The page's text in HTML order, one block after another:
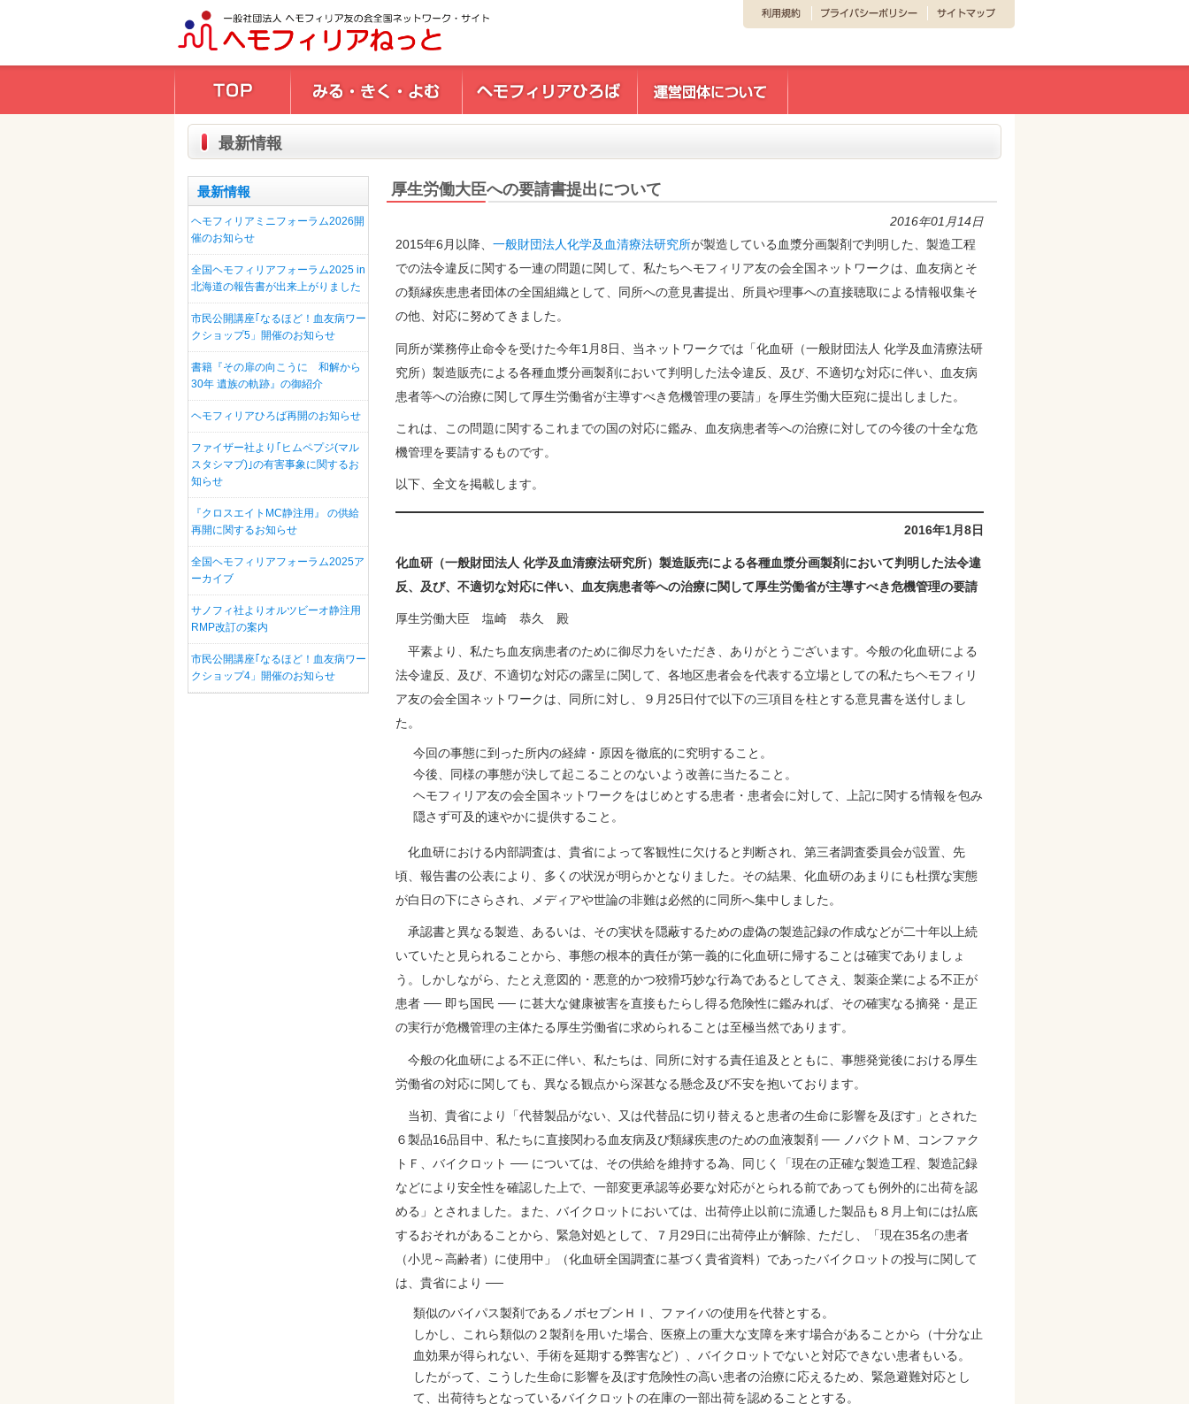
最新情報
最新情報
ヘモフィリアミニフォーラム2026開
催のお知らせ
全国ヘモフィリアフォーラム2025 in
北海道の報告書が出来上がりました
市民公開講座｢なるほど！血友病ワー
クショップ5」開催のお知らせ
書籍『その扉の向こうに 和解から
30年 遺族の軌跡』の御紹介
ヘモフィリアひろば再開のお知らせ
ファイザー社より｢ヒムペプジ(マル
スタシマブ)｣の有害事象に関するお
知らせ
『クロスエイトMC静注用』 の供給
再開に関するお知らせ
全国ヘモフィリアフォーラム2025ア
ーカイブ
サノフィ社よりオルツビーオ静注用
RMP改訂の案内
市民公開講座｢なるほど！血友病ワー
クショップ4」開催のお知らせ
厚生労働大臣への要請書提出について
2016年01月14日
2015年6月以降、 一般財団法人化学及血清療法研究所が製造している血漿分画製剤で判明した、製造工程
での法令違反に関する一連の問題に関して、私たちヘモフィリア友の会全国ネットワークは、血友病とそ
の類縁疾患患者団体の全国組織として、同所への意見書提出、所員や理事への直接聴取による情報収集そ
の他、対応に努めてきました。
同所が業務停止命令を受けた今年1月8日、当ネットワークでは「化血研（一般財団法人 化学及血清療法研
究所）製造販売による各種血漿分画製剤において判明した法令違反、及び、不適切な対応に伴い、血友病
患者等への治療に関して厚生労働省が主導すべき危機管理の要請」を厚生労働大臣宛に提出しました。
これは、この問題に関するこれまでの国の対応に鑑み、血友病患者等への治療に対しての今後の十全な危
機管理を要請するものです。
以下、全文を掲載します。
2016年1月8日
化血研（一般財団法人 化学及血清療法研究所）製造販売による各種血漿分画製剤において判明した法令違
反、及び、不適切な対応に伴い、血友病患者等への治療に関して厚生労働省が主導すべき危機管理の要請
厚生労働大臣 塩崎 恭久 殿
平素より、私たち血友病患者のために御尽力をいただき、ありがとうございます。今般の化血研による
法令違反、及び、不適切な対応の露呈に関して、各地区患者会を代表する立場としての私たちヘモフィリ
ア友の会全国ネットワークは、同所に対し、９月25日付で以下の三項目を柱とする意見書を送付しまし
た。
今回の事態に到った所内の経緯・原因を徹底的に究明すること。
今後、同様の事態が決して起こることのないよう改善に当たること。
ヘモフィリア友の会全国ネットワークをはじめとする患者・患者会に対して、上記に関する情報を包み
隠さず可及的速やかに提供すること。
化血研における内部調査は、貴省によって客観性に欠けると判断され、第三者調査委員会が設置、先
頃、報告書の公表により、多くの状況が明らかとなりました。その結果、化血研のあまりにも杜撰な実態
が白日の下にさらされ、メディアや世論の非難は必然的に同所へ集中しました。
承認書と異なる製造、あるいは、その実状を隠蔽するための虚偽の製造記録の作成などが二十年以上続
いていたと見られることから、事態の根本的責任が第一義的に化血研に帰することは確実でありましょ
う。しかしながら、たとえ意図的・悪意的かつ狡猾巧妙な行為であるとしてさえ、製薬企業による不正が
患者 ── 即ち国民 ── に甚大な健康被害を直接もたらし得る危険性に鑑みれば、その確実なる摘発・是正
の実行が危機管理の主体たる厚生労働省に求められることは至極当然であります。
今般の化血研による不正に伴い、私たちは、同所に対する責任追及とともに、事態発覚後における厚生
労働省の対応に関しても、異なる観点から深甚なる懸念及び不安を抱いております。
当初、貴省により「代替製品がない、又は代替品に切り替えると患者の生命に影響を及ぼす」とされた
６製品16品目中、私たちに直接関わる血友病及び類縁疾患のための血液製剤 ── ノバクトＭ、コンファク
トＦ、バイクロット ── については、その供給を維持する為、同じく「現在の正確な製造工程、製造記録
などにより安全性を確認した上で、一部変更承認等必要な対応がとられる前であっても例外的に出荷を認
める」とされました。また、バイクロットにおいては、出荷停止以前に流通した製品も８月上旬には払底
するおそれがあることから、緊急対処として、７月29日に出荷停止が解除、ただし、「現在35名の患者
（小児～高齢者）に使用中」（化血研全国調査に基づく貴省資料）であったバイクロットの投与に関して
は、貴省により ──
類似のバイパス製剤であるノボセブンＨＩ、ファイバの使用を代替とする。
しかし、これら類似の２製剤を用いた場合、医療上の重大な支障を来す場合があることから（十分な止
血効果が得られない、手術を延期する弊害など）、バイクロットでないと対応できない患者もいる。
したがって、こうした生命に影響を及ぼす危険性の高い患者の治療に応えるため、緊急避難対応とし
て、出荷待ちとなっているバイクロットの在庫の一部出荷を認めることとする。